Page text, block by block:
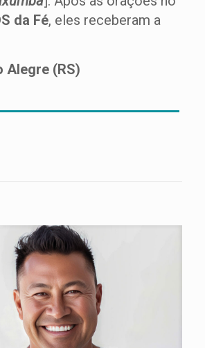
da Fé, eles receberam a
Alegre (RS)